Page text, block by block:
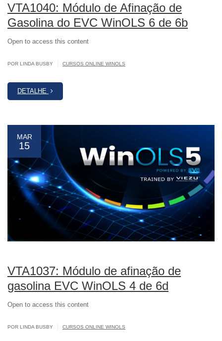
VTA1040: Módulo de Afinação de
Gasolina do EVC WinOLS 6 de 6b
Open to access this content
POR LINDA BUSBY CURSOS ONLINE WINOLS
DETALHE
MAR
15
VTA1037: Módulo de afinação de
gasolina EVC WinOLS 4 de 6d
Open to access this content
POR LINDA BUSBY CURSOS ONLINE WINOLS